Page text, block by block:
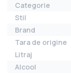
Categorie
Stil
Brand
Tara de origine
Litraj
Alcool